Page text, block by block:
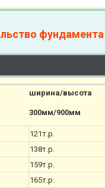
ширина/высота
300мм/900мм
121т.р.
138т.р.
159т.р.
165т.р.